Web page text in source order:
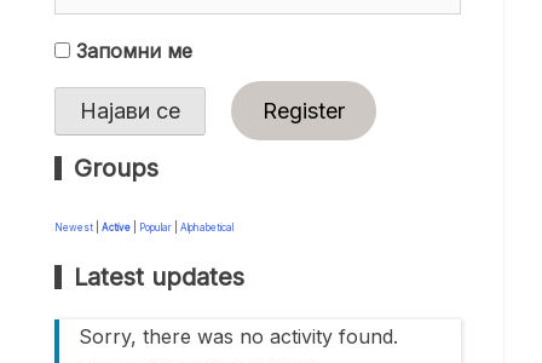
Запомни ме
Register
Groups
Newest Active Popular Alphabetical
Latest updates
Sorry, there was no activity found.